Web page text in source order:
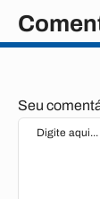
Seu